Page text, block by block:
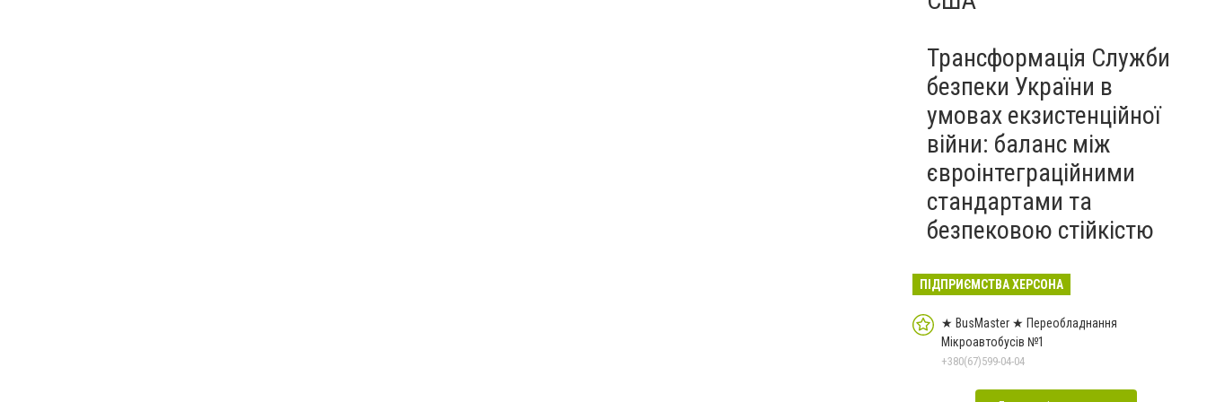
Трансформація Служби
безпеки України в
умовах екзистенційної
війни: баланс між
євроінтеграційними
стандартами та
безпековою стійкістю
ПІДПРИЄМСТВА ХЕРСОНА
★ BusMaster ★ Переобладнання
Мікроавтобусів №1
+380(67)599-04-04